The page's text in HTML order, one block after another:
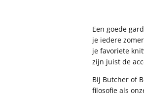
Een goede
je iedere
je favoriete
zijn juist de
Bij Butcher of
filosofie als